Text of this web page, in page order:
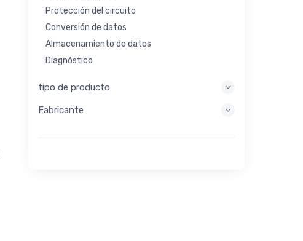
Protección del circuito
Conversión de datos
Almacenamiento de datos
Diagnóstico
Procesamiento integrado
Recolección de energía
tipo de producto
Fabricante